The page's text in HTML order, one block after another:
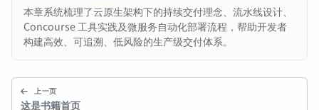
本章系统梳理了云原生架构下的持续交付理念、流水线设计、
Concourse 工具实践及微服务自动化部署流程，帮助开发者
构建高效、可追溯、低风险的生产级交付体系。
上一页
这是书籍首页